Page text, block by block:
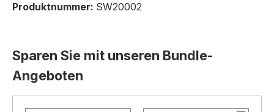
Produktnummer: SW20002
Sparen Sie mit unseren Bundle-
Angeboten